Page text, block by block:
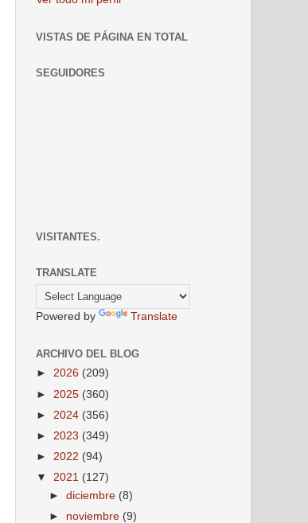
VISTAS DE PÁGINA EN TOTAL
SEGUIDORES
VISITANTES.
TRANSLATE
Powered by Translate
ARCHIVO DEL BLOG
► 2026 (209)
► 2025 (360)
► 2024 (356)
► 2023 (349)
► 2022 (94)
▼ 2021 (127)
►diciembre (8)
► noviembre (9)